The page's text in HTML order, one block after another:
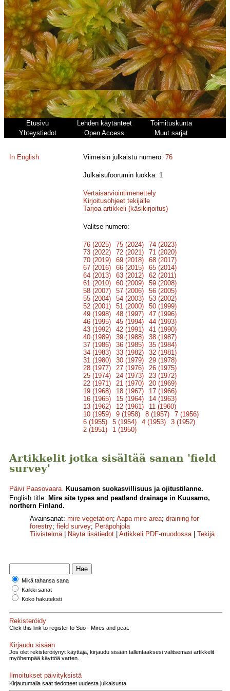
Etusivu Lehden käytänteet
Toimituskunta
Yhteystiedot
Open Access Muut sarjat
In English Viimeisin julkaistu numero:76
Julkaisufoorumin luokka: 1
Vertaisarviointimenettely
Kirjoitusohjeet tekijälle
Tarjoa artikkeli (käsikirjoitus)
Valitse numero:
76 (2025) 75 (2024)
74 (2023)
73 (2022)
72 (2021)
71 (2020)
70 (2019)
69 (2018)
68 (2017)
67 (2016)
66 (2015)
65 (2014)
64 (2013)
63 (2012)
62 (2011)
61 (2010)
60 (2009)
59 (2008)
58 (2007)
57 (2006)
56 (2005)
55 (2004)
54 (2003)
53 (2002)
52 (2001)
51 (2000)
50 (1999)
49 (1998)
48 (1997)
47 (1996)
46 (1995)
45 (1994)
44 (1993)
43 (1992)
42 (1991)
41 (1990)
40 (1989)
39 (1988)
38 (1987)
37 (1986)
36 (1985)
35 (1984)
34 (1983)
33 (1982)
32 (1981)
31 (1980)
30 (1979)
29 (1978)
28 (1977)
27 (1976)
26 (1975)
25 (1974)
24 (1973)
23 (1972)
22 (1971)
21 (1970)
20 (1969)
19 (1968)
18 (1967)
17 (1966)
16 (1965)
15 (1964)
14 (1963)
13 (1962)
12 (1961)
11 (1960)
10 (1959)
9 (1958) 8 (1957)
7 (1956)
6 (1955)
5 (1954) 4 (1953)
3 (1952)
2 (1951)
1 (1950)
Artikkelit jotka sisältää sanan 'field
survey'
Päivi Paasovaara. Kuusamon suokasvillisuus ja ojitustilanne.
English title: Mire site types and peatland drainage in Kuusamo,
northern Finland.
Avainsanat: mire vegetation; Aapa mire area; draining for
forestry; field survey; Peräpohjola
Tiivistelmä| Näytä lisätiedot Artikkeli PDF-muodossa| Tekijä
Mikä tahansa sana
Kaikki sanat
Koko hakuteksti
Rekisteröidy
Click this link to register to Suo - Mires and peat.
Kirjaudu sisään
Jos olet rekisteröitynyt käyttäjä, kirjaudu sisään tallentaaksesi valitsemasi artikkelit
myöhempää käyttöä varten.
Ilmoitukset päivityksistä
Kirjautumalla saat tiedotteet uudesta julkaisusta